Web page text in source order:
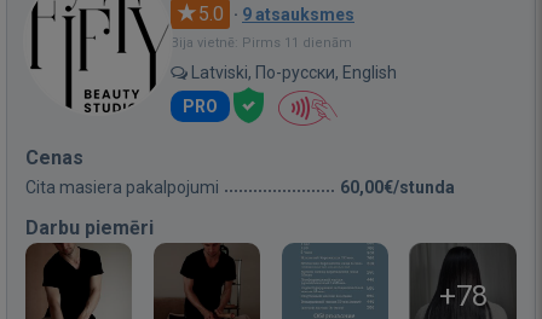
5.0 · 9 atsauksmes
Bija vietnē: Pirms 11 dienām
Latviski, По-русски, English
PRO
Cenas
Cita masiera pakalpojumi 60,00€/stunda
Darbu piemēri
+78